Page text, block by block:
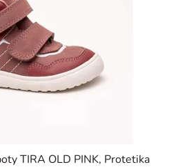
TIRA OLD PINK, Protetika